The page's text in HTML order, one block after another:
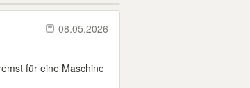
08.05.2026
für eine Maschine